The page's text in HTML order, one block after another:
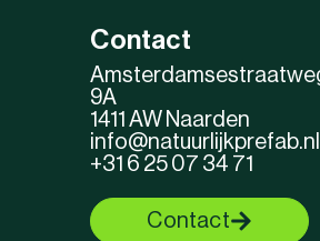
Contact
9A
1411 AW Naarden
info@natuurlijkprefab.nl
+31 6 25 07 34 71
Contact